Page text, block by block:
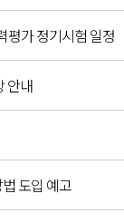
평가 정기시험 일정
안내
도입 예고